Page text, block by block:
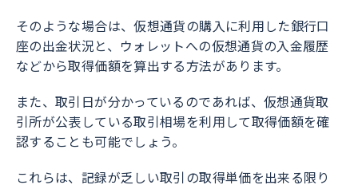
そのような場合は、仮想通貨の購入に利用した銀行口
座の出金状況と、ウォレットへの仮想通貨の入金履歴
などから取得価額を算出する方法があります。
また、取引日が分かっているのであれば、仮想通貨取
引所が公表している取引相場を利用して取得価額を確
認することも可能でしょう。
これらは、記録が乏しい取引の取得単価を出来る限り